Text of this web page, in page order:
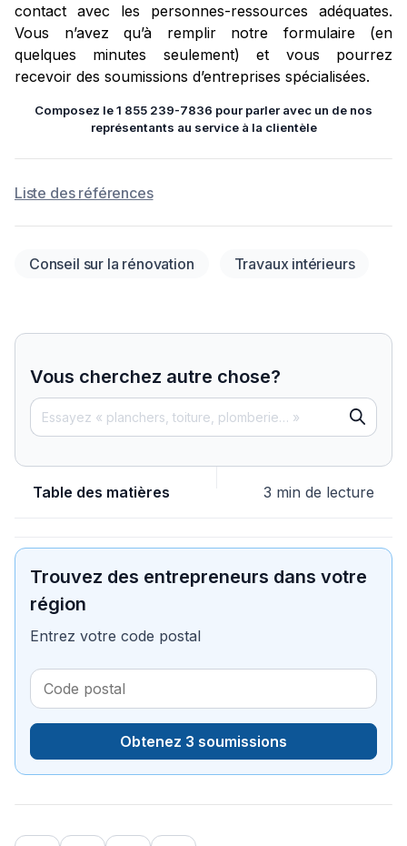
contact avec les personnes-ressources adéquates.
Vous n’avez qu’à remplir notre formulaire (en
quelques minutes seulement) et vous pourrez
recevoir des soumissions d’entreprises spécialisées.
Composez le 1 855 239-7836 pour parler avec un de nos
représentants au service à la clientèle
Liste des références
Conseil sur la rénovation Travaux intérieurs
Vous cherchez autre chose?
Table des matières 3 min de lecture
Trouvez des entrepreneurs dans votre
région
Entrez votre code postal
Obtenez 3 soumissions